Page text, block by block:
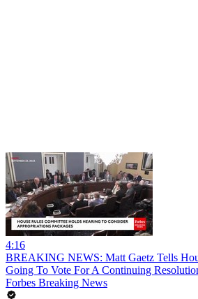
4:16
BREAKING NEWS: Matt Gaetz Tells
Going To Vote For A Continuing
Forbes Breaking News